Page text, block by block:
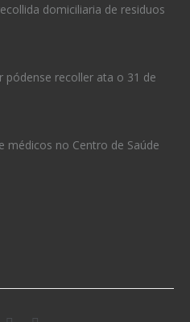
domiciliaria de residuos
pódense recoller ata o 31 de
médicos no Centro de Saúde